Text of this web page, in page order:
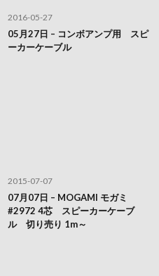
2016-05-27
05月27日 – コンボアンプ用 スピ
ーカーケーブル
2015-07-07
07月07日 – MOGAMI モガミ
#2972 4芯 スピーカーケーブ
ル 切り売り 1m～